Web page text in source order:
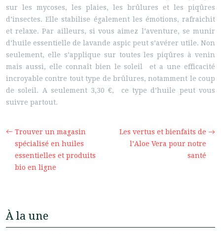
sur les mycoses, les plaies, les brûlures et les piqûres
d’insectes. Elle stabilise également les émotions, rafraichit
et relaxe. Par ailleurs, si vous aimez l’aventure, se munir
d’huile essentielle de lavande aspic peut s’avérer utile. Non
seulement, elle s’applique sur toutes les piqûres à venin
mais aussi, elle connaît bien le soleil et a une efficacité
incroyable contre tout type de brûlures, notamment le coup
de soleil. A seulement 3,30 €, ce type d’huile peut vous
suivre partout.
Trouver un magasin
spécialisé en huiles
essentielles et produits
bio en ligne
Les vertus et bienfaits de
l’Aloe Vera pour notre
santé
À la une